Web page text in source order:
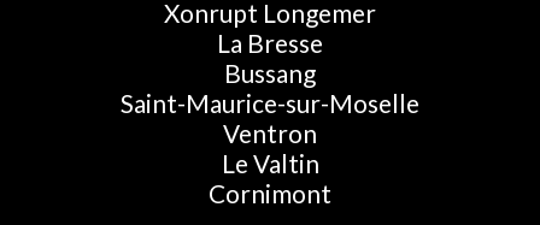
Xonrupt Longemer
La Bresse
Bussang
Saint-Maurice-sur-Moselle
Ventron
Le Valtin
Cornimont